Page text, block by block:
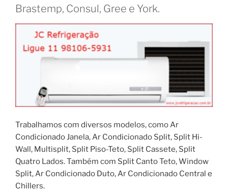
Brastemp, Consul, Gree e York.
Trabalhamos com diversos modelos, como Ar
Condicionado Janela, Ar Condicionado Split, Split Hi-
Wall, Multisplit, Split Piso-Teto, Split Cassete, Split
Quatro Lados. Também com Split Canto Teto, Window
Split, Ar Condicionado Duto, Ar Condicionado Central e
Chillers.